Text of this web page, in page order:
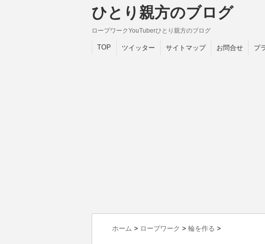
ひとり親方のブログ
ロープワークYouTuberひとり親方のブログ
TOP ツイッター サイトマップ お問合せ プ
ホーム > ロープワーク > 輪を作る >